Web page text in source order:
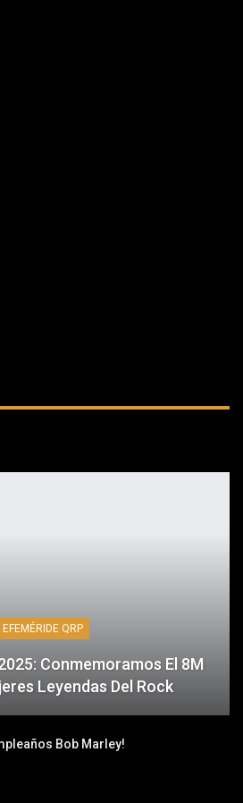
EFEMÉRIDE QRP
Conmemoramos El 8M
Leyendas Del Rock
Bob Marley!